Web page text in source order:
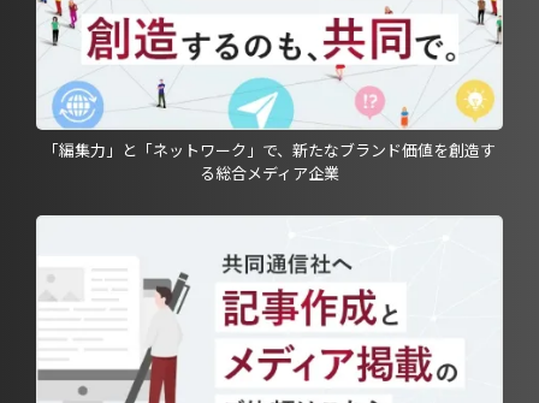
「編集力」と「ネットワーク」で、新たなブランド価値を創造す
る総合メディア企業